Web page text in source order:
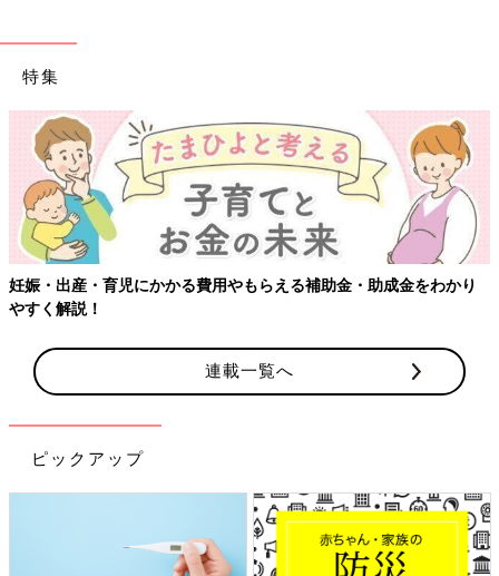
特集
妊娠・出産・育児にかかる費用やもらえる補助金・助成金をわかり
やすく解説！
連載一覧へ
ピックアップ